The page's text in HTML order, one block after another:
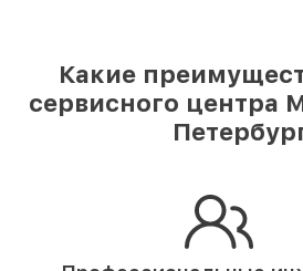
Какие
сервисного центра